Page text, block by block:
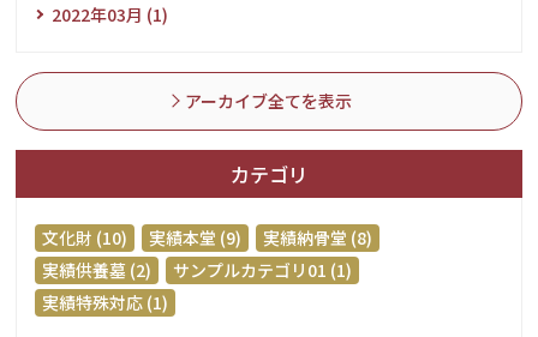
2022年03月 (1)
アーカイブ全てを表示
カテゴリ
文化財 (10) 実績本堂 (9)
実績納骨堂 (8)
実績供養墓 (2)
サンプルカテゴリ01 (1)
実績特殊対応 (1)